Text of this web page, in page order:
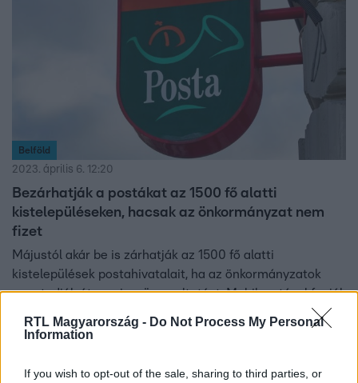
RTL Magyarország - Do Not Process My Personal
Information
If you wish to opt-out of the sale, sharing to third parties, or
Belföld
2023. április 6. 12:20
Bezárhatják a postákat az 1500 fő alatti
kistelepüléseken, hacsak az önkormányzat nem
fizet
Májustól akár be is zárhatják az 1500 fő alatti
kistelepülések postahivatalait, ha az önkormányzatok
nem tudják átvenni az üzemeltetést. Mobilpostával fogják